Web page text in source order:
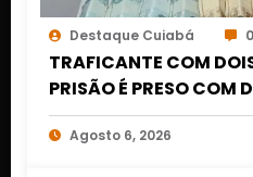
Destaque Cuiabá 0
TRAFICANTE COM
PRISÃO É PRESO COM
DINHEIRO NO 1º DE
Agosto 6, 2026